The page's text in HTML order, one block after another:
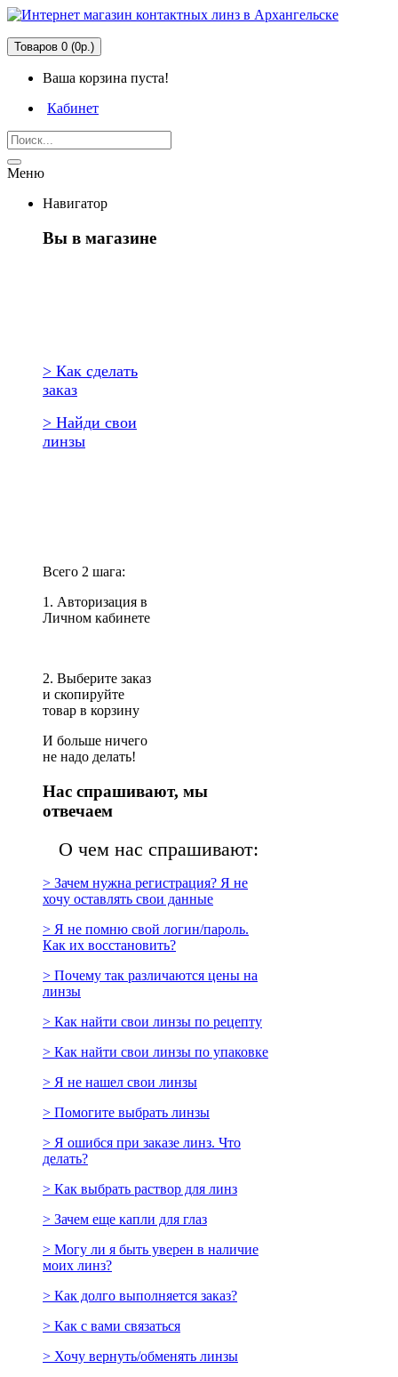
Товаров 0 (0р.)
Ваша корзина пуста!
Кабинет
Меню
Навигатор
Вы в магазине
> Как сделать
заказ
> Найди свои
линзы
Всего 2 шага:
1. Авторизация в
Личном кабинете
2. Выберите заказ
и скопируйте
товар в корзину
И больше ничего
не надо делать!
Нас спрашивают, мы
отвечаем
О чем нас спрашивают:
> Зачем нужна регистрация? Я не
хочу оставлять свои данные
> Я не помню свой логин/пароль.
Как их восстановить?
> Почему так различаются цены на
линзы
> Как найти свои линзы по рецепту
> Как найти свои линзы по упаковке
> Я не нашел свои линзы
> Помогите выбрать линзы
> Я ошибся при заказе линз. Что
делать?
> Как выбрать раствор для линз
> Зачем еще капли для глаз
> Могу ли я быть уверен в наличие
моих линз?
> Как долго выполняется заказ?
> Как с вами связаться
> Хочу вернуть/обменять линзы